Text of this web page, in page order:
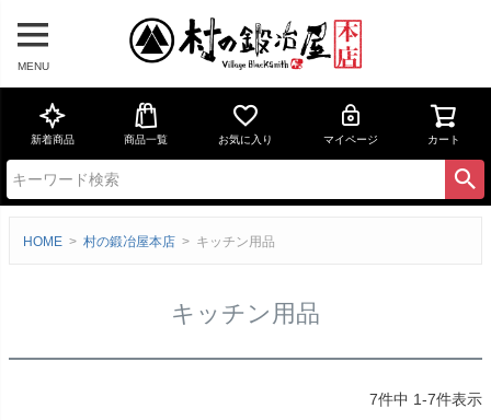
MENU
新着商品 商品一覧 お気に入り マイページ カート
HOME 村の鍛冶屋本店 キッチン用品
キッチン用品
7件中 1-7件表示